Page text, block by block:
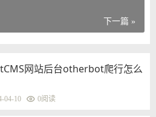
下一篇 »
网站后台otherbot爬行怎么
04-10 0阅读